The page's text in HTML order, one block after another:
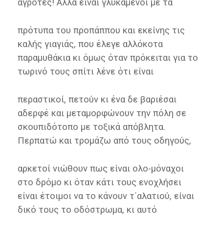
αγρότες! Αλλά είναι γλυκαμένοι με τα
πρότυπα του προπάππου και εκείνης τις
καλής γιαγιάς, που έλεγε αλλόκοτα
παραμυθάκια κι όμως όταν πρόκειται για το
τωρινό τους σπίτι λένε ότι είναι
περαστικοί, πετούν κι ένα δε βαριέσαι
αδερφέ και μεταμορφώνουν την πόλη σε
σκουπιδότοπο με τοξικά απόβλητα.
Περπατώ και τρομάζω από τους οδηγούς,
αρκετοί νιώθουν πως είναι ολο-μόναχοι
στο δρόμο κι όταν κάτι τους ενοχλήσει
είναι έτοιμοι να το κάνουν τ΄αλατιού, είναι
δικό τους το οδόστρωμα, κι αυτό